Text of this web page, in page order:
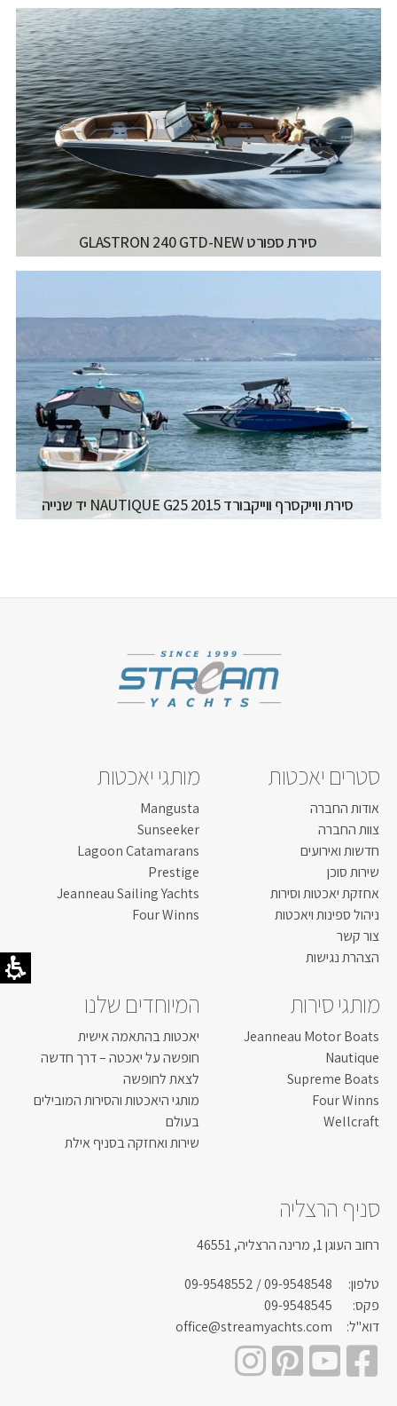
2027
יצרן ודגם:
CENTURION - NV 234
רישיון משיט:
רישיון עוצמה ב' (משיט 13)
אורך כללי:
7.39M
רוחב כללי:
2.6M
קרא עוד...
סירת ספורט GLASTRON 240 GTD-NEW
אורך כללי:
7.4 מטר / '24 פיט
רוחב כללי:
דגם מנוע:
300 HP
קרא עוד...
סירת ווייקסרף ווייקבורד NAUTIQUE G25 2015 יד שנייה
PCM 450 HP
קרא עוד...
סטרים יאכטות
אודות החברה
צוות החברה
חדשות ואירועים
שירות סוכן
אחזקת יאכטות וסירות
ניהול ספינות ויאכטות
צור קשר
הצהרת נגישות
מותגי יאכטות
Mangusta
Sunseeker
Lagoon Catamarans
Prestige
Jeanneau Sailing Yachts
Four Winns
מותגי סירות
Jeanneau Motor Boats
Nautique
Supreme Boats
Four Winns
Wellcraft
המיוחדים שלנו
יאכטות בהתאמה אישית
חופשה על יאכטה – דרך חדשה
לצאת לחופשה
מותגי היאכטות והסירות המובילים
בעולם
שירות ואחזקה בסניף אילת
סניף הרצליה
רחוב העוגן 1, מרינה הרצליה, 46551
טלפון: 09-9548548
/ 09-9548552
פקס:
09-9548545
דוא"ל:
office@streamyachts.com